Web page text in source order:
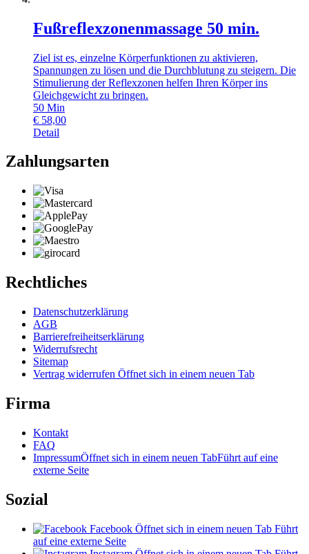
Fußreflexzonenmassage 50 min.
Ziel ist es, einzelne Körperfunktionen zu aktivieren,
Spannungen zu lösen und die Durchblutung zu steigern. Die
Stimulierung der Reflexzonen helfen Ihren Körper ins
Gleichgewicht zu bringen.
50 Min
€ 58,00
Detail
Zahlungsarten
Rechtliches
Datenschutzerklärung
AGB
Barrierefreiheitserklärung
Widerrufsrecht
Sitemap
Vertrag widerrufen Öffnet sich in einem neuen Tab
Firma
Kontakt
FAQ
ImpressumÖffnet sich in einem neuen TabFührt auf eine
externe Seite
Sozial
Facebook Öffnet sich in einem neuen Tab Führt
auf eine externe Seite